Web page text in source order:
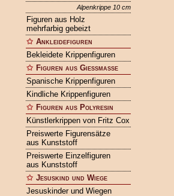
Alpenkrippe 10 cm
Figuren aus Holz
mehrfarbig gebeizt
Ankleidefiguren
Bekleidete Krippenfiguren
Figuren aus Gießmasse
Spanische Krippenfiguren
Kindliche Krippenfiguren
Figuren aus Polyresin
Künstlerkrippen von Fritz Cox
Preiswerte Figurensätze
aus Kunststoff
Preiswerte Einzelfiguren
aus Kunststoff
Jesuskind und Wiege
Jesuskinder und Wiegen